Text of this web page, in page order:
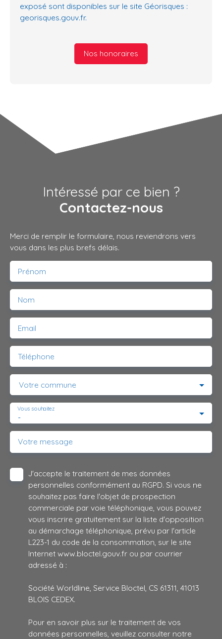
exposé sont disponibles sur le site Géorisques :
georisques.gouv.fr.
Nos honoraires
Intéressé par ce bien ?
Contactez-nous
Merci de remplir le formulaire, nous reviendrons vers
vous dans les plus brefs délais.
Prénom
Nom
Email
Téléphone
Votre commune
-
Vous souhaitez
Votre message
J'accepte le traitement de mes données
personnelles conformément au RGPD. Si vous ne
souhaitez pas faire l'objet de prospection
commerciale par voie téléphonique, vous pouvez
vous inscrire gratuitement sur la liste d'opposition
au démarchage téléphonique, prévu par l'article
L223-1 du code de la consommation, sur le site
Internet www.bloctel.gouv.fr ou par courrier
adressé à :
Société Worldline, Service Bloctel, CS 61311, 41013
BLOIS CEDEX.
Pour en savoir plus sur le traitement de vos
données personnelles, veuillez consulter notre